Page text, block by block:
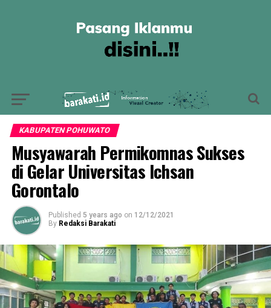
KABUPATEN POHUWATO
Musyawarah Permikomnas Sukses
di Gelar Universitas Ichsan
Gorontalo
Published 5 years ago on 12/12/2021
By Redaksi Barakati